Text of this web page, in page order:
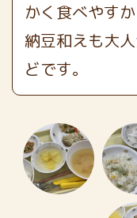
かく食べやすか
納豆和えも大
どです。